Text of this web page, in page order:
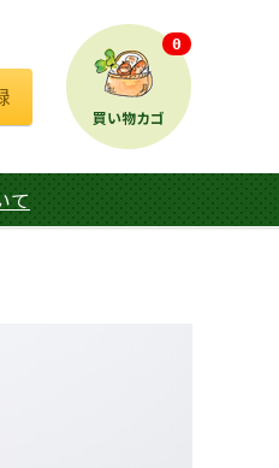
買い物カゴ
0
て